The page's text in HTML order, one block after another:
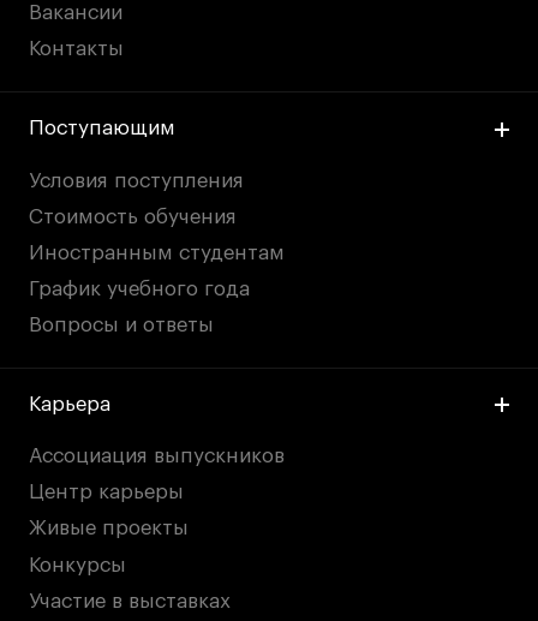
Вакансии
Контакты
Поступающим
Условия поступления
Стоимость обучения
Иностранным студентам
График учебного года
Вопросы и ответы
Карьера
Ассоциация выпускников
Центр карьеры
Живые проекты
Конкурсы
Участие в выставках